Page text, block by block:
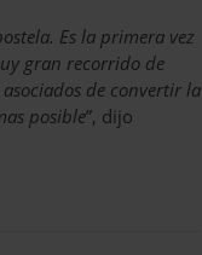
Es la primera vez
gran recorrido de
de convertir la
posible”, dijo